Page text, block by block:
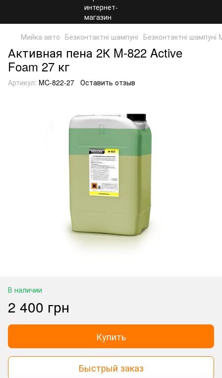
Мийка авто Безконтактні шампуні Безконтактні шампуні
Активная пена 2К M-822 Active
Foam 27 кг
Артикул: MC-822-27 Оставить отзыв
В наличии
2 400 грн
Купить
Быстрый заказ